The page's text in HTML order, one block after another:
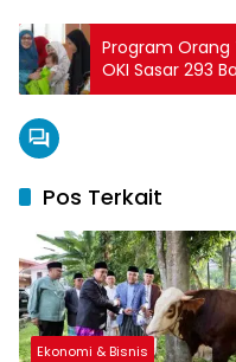
Program Orang
OKI Sasar 293
Pos Terkait
Ekonomi & Bisnis